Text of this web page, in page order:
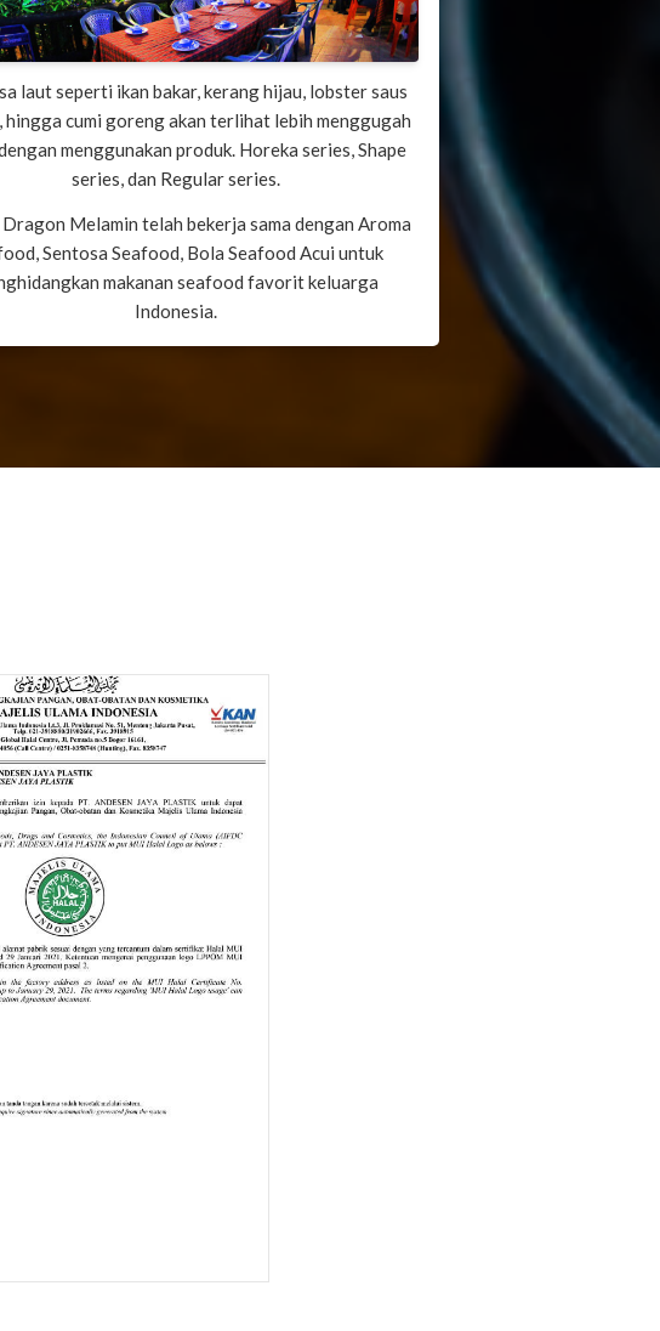
laut seperti ikan bakar, kerang hijau, lobster saus
hingga cumi goreng akan terlihat lebih menggugah
menggunakan produk. Horeka series, Shape
series, dan Regular series.
Melamin telah bekerja sama dengan Aroma
Sentosa Seafood, Bola Seafood Acui untuk
makanan seafood favorit keluarga
Indonesia.